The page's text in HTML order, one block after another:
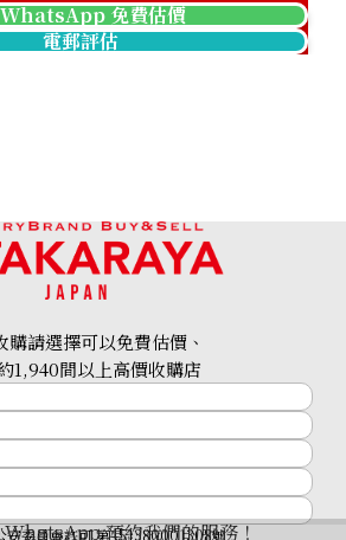
免費估價
電郵評估
WhatsApp 預約我們的服務！
購請選擇可以免費估價、
1,940間以上高價收購店
安委員會許可 第451380001308號